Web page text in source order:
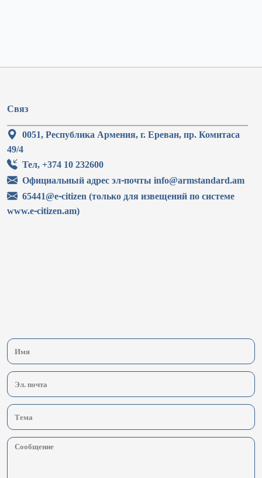
Связ
0051, Республика Армения, г. Ереван, пр. Комитаса
49/4
Тел, +374 10 232600
Официальный адрес эл-почты info@armstandard.am
65441@e-citizen (только для извещений по системе
www.e-citizen.am)